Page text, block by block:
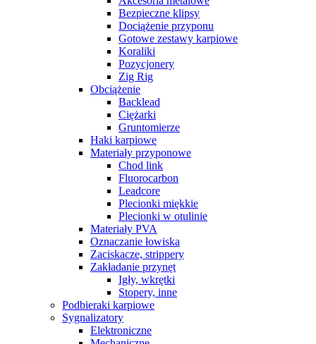
Bezpieczne klipsy
Dociążenie przyponu
Gotowe zestawy karpiowe
Koraliki
Pozycjonery
Zig Rig
Obciążenie
Backlead
Ciężarki
Gruntomierze
Haki karpiowe
Materiały przyponowe
Chod link
Fluorocarbon
Leadcore
Plecionki miękkie
Plecionki w otulinie
Materiały PVA
Oznaczanie łowiska
Zaciskacze, strippery
Zakładanie przynęt
Igły, wkrętki
Stopery, inne
Podbieraki karpiowe
Sygnalizatory
Elektroniczne